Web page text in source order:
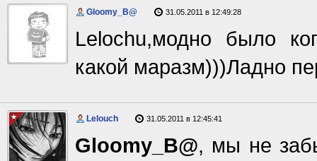
Gloomy_B@ 31.05.2011 в 12:49:28
Lelochu,модно было
какой маразм)))Ладно
Lelouch 31.05.2011 в 12:45:41
Gloomy_B@, мы не